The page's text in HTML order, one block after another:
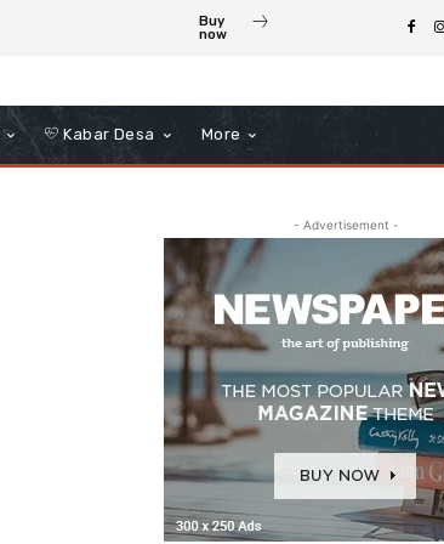
Buy
now
Kabar Desa More
- Advertisement -